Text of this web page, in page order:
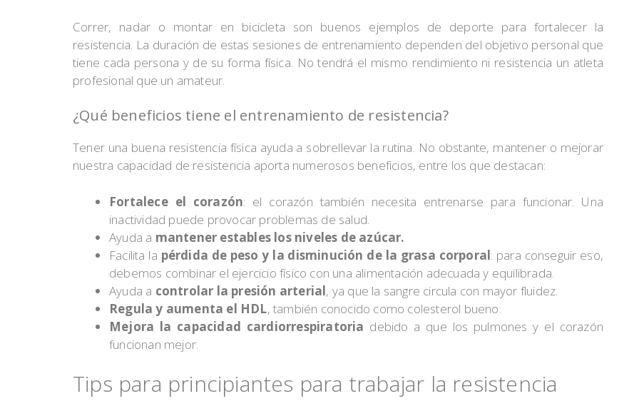
Correr, nadar o montar en bicicleta son buenos ejemplos de deporte para fortalecer la
resistencia. La duración de estas sesiones de entrenamiento dependen del objetivo personal que
tiene cada persona y de su forma física. No tendrá el mismo rendimiento ni resistencia un atleta
profesional que un amateur.
¿Qué beneficios tiene el entrenamiento de resistencia?
Tener una buena resistencia física ayuda a sobrellevar la rutina. No obstante, mantener o mejorar
nuestra capacidad de resistencia aporta numerosos beneficios, entre los que destacan:
Fortalece el corazón: el corazón también necesita entrenarse para funcionar. Una
inactividad puede provocar problemas de salud.
Ayuda a mantener estables los niveles de azúcar.
Facilita la pérdida de peso y la disminución de la grasa corporal: para conseguir eso,
debemos combinar el ejercicio físico con una alimentación adecuada y equilibrada.
Ayuda a controlar la presión arterial, ya que la sangre circula con mayor fluidez.
Regula y aumenta el HDL, también conocido como colesterol bueno.
Mejora la capacidad cardiorrespiratoria debido a que los pulmones y el corazón
funcionan mejor.
Tips para principiantes para trabajar la resistencia